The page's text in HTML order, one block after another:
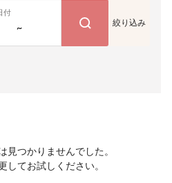
付
~ 絞り込み
見つかりませんでした。
してお試しください。